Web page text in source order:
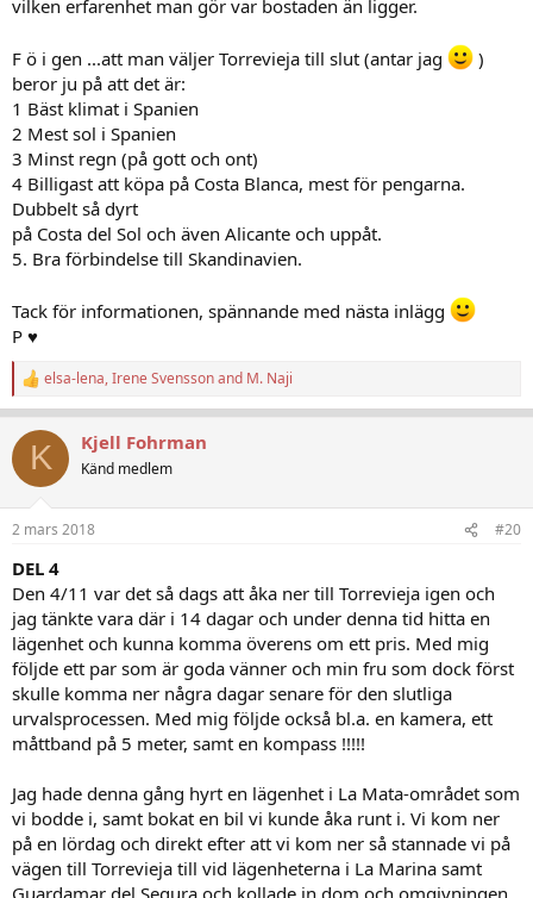
vilken erfarenhet man gör var bostaden än ligger.
F ö i gen ...att man väljer Torrevieja till slut (antar jag
)
beror ju på att det är:
1 Bäst klimat i Spanien
2 Mest sol i Spanien
3 Minst regn (på gott och ont)
4 Billigast att köpa på Costa Blanca, mest för pengarna.
Dubbelt så dyrt
på Costa del Sol och även Alicante och uppåt.
5. Bra förbindelse till Skandinavien.
Tack för informationen, spännande med nästa inlägg
P ♥
R
e
a
c
i
s
elsa-lena,Irene Svenssonand M. Naji
K Kjell Fohrman
Känd medlem
2 mars 2018 #20
DEL 4
Den 4/11 var det så dags att åka ner till Torrevieja igen och
jag tänkte vara där i 14 dagar och under denna tid hitta en
lägenhet och kunna komma överens om ett pris. Med mig
följde ett par som är goda vänner och min fru som dock först
skulle komma ner några dagar senare för den slutliga
urvalsprocessen. Med mig följde också bl.a. en kamera, ett
måttband på 5 meter, samt en kompass !!!!!
Jag hade denna gång hyrt en lägenhet i La Mata-området som
vi bodde i, samt bokat en bil vi kunde åka runt i. Vi kom ner
på en lördag och direkt efter att vi kom ner så stannade vi på
vägen till Torrevieja till vid lägenheterna i La Marina samt